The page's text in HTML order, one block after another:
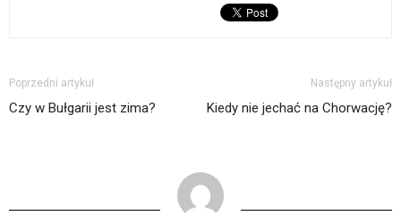
Poprzedni artykuł
Czy w Bułgarii jest zima?
Następny artykuł
Kiedy nie jechać na Chorwację?